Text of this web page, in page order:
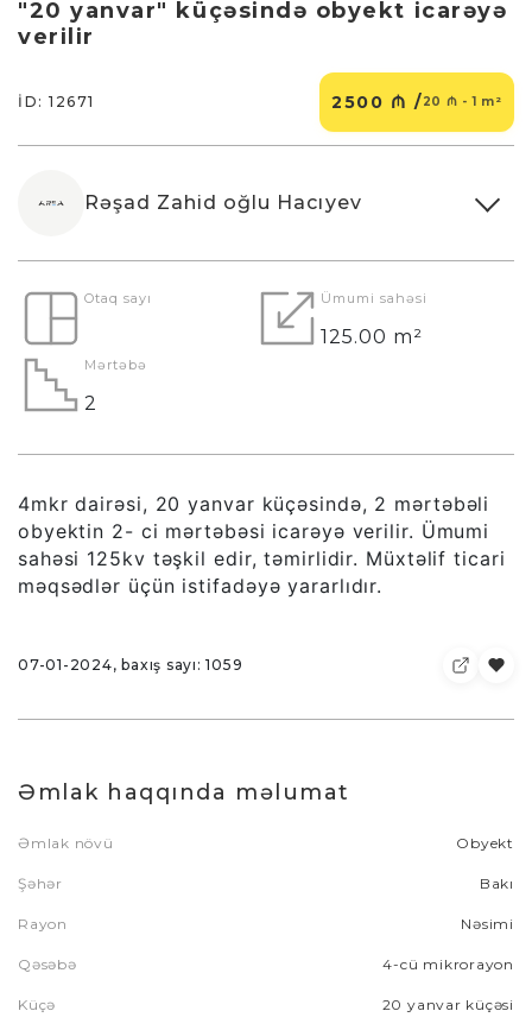
"20 yanvar" küçəsində obyekt icarəyə
verilir
İD: 12671 2500 ₼ /20 ₼ - 1 m²
Rəşad Zahid oğlu Hacıyev
Otaq sayı Ümumi sahəsi
125.00 m²
Mərtəbə
2
4mkr dairəsi, 20 yanvar küçəsində, 2 mərtəbəli
obyektin 2- ci mərtəbəsi icarəyə verilir. Ümumi
sahəsi 125kv təşkil edir, təmirlidir. Müxtəlif ticari
məqsədlər üçün istifadəyə yararlıdır.
07-01-2024, baxış sayı: 1059
Əmlak haqqında məlumat
Əmlak növü Obyekt
Şəhər Bakı
Rayon Nəsimi
Qəsəbə 4-cü mikrorayon
Küçə 20 yanvar küçəsi